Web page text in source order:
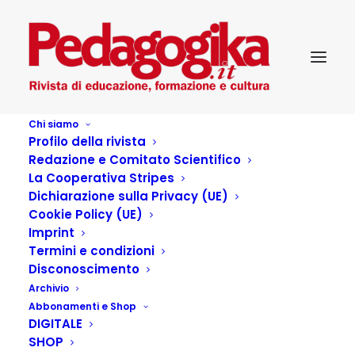
Chi siamo
Profilo della rivista
Redazione e Comitato Scientifico
La Cooperativa Stripes
Dichiarazione sulla Privacy (UE)
Cookie Policy (UE)
Imprint
Termini e condizioni
Disconoscimento
Archivio
Abbonamenti e Shop
DIGITALE
SHOP
Arte e cultura per un
nuovo modello di
welfare
27 OTTOBRE 2022